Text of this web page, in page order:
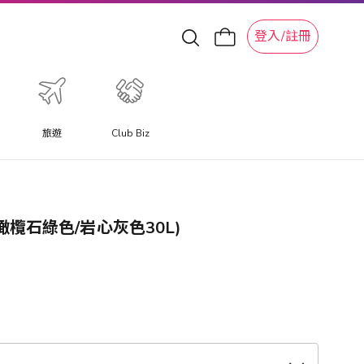
登入/註冊
旅遊 Club Biz
欖石綠色/岩心灰色30L)